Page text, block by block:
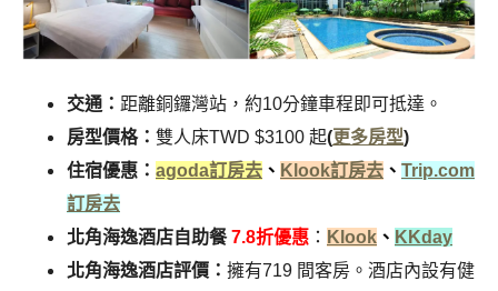
交通： 距離銅鑼灣站，約10分鐘車程即可抵達。
房型價格： 雙人床TWD $3100 起(更多房型)
住宿優惠： agoda訂房去 、 Klook訂房去 、 Trip.com
訂房去
北角海逸酒店自助餐7.8折優惠 ： Klook 、 KKday
北角海逸酒店評價： 擁有719 間客房。酒店內設有健